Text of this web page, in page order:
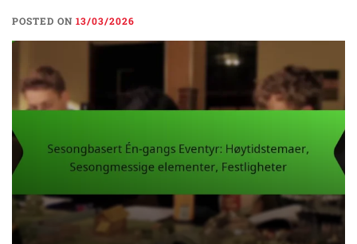
POSTED ON 13/03/2026